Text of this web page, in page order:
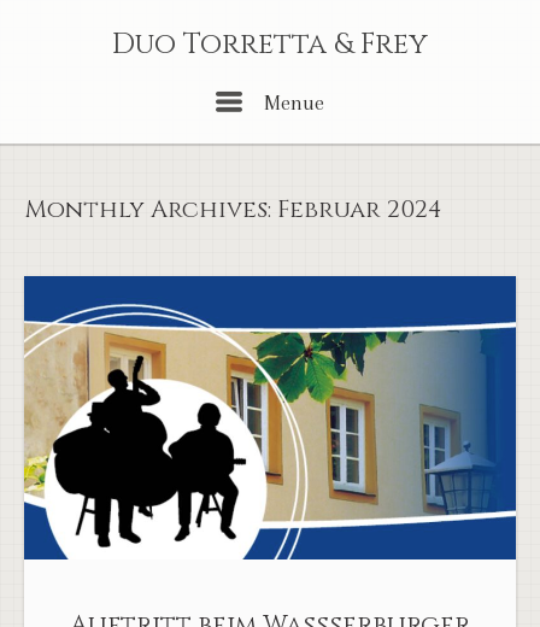
Duo Torretta & Frey
Menue
Monthly Archives: Februar 2024